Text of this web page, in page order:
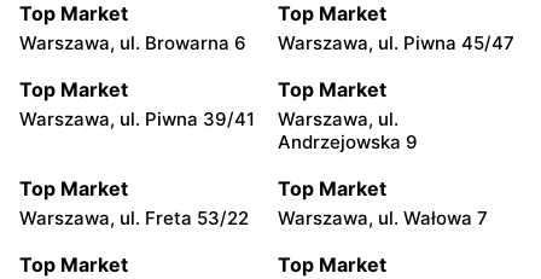
Top Market
Warszawa, ul. Browarna 6
Top Market
Warszawa, ul. Piwna 45/47
Top Market
Warszawa, ul. Piwna 39/41
Top Market
Warszawa, ul.
Andrzejowska 9
Top Market
Warszawa, ul. Freta 53/22
Top Market
Warszawa, ul. Wałowa 7
Top Market Top Market